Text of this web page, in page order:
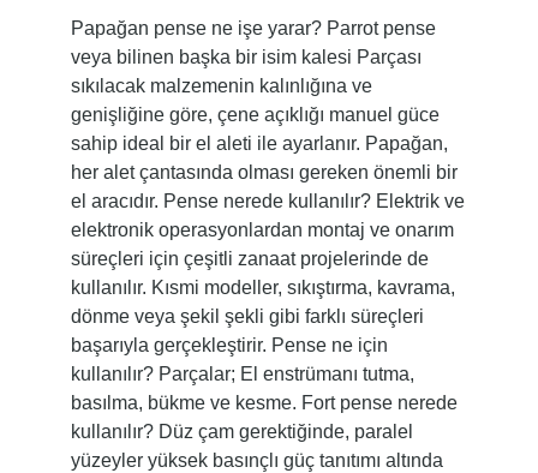
Papağan pense ne işe yarar? Parrot pense
veya bilinen başka bir isim kalesi Parçası
sıkılacak malzemenin kalınlığına ve
genişliğine göre, çene açıklığı manuel güce
sahip ideal bir el aleti ile ayarlanır. Papağan,
her alet çantasında olması gereken önemli bir
el aracıdır. Pense nerede kullanılır? Elektrik ve
elektronik operasyonlardan montaj ve onarım
süreçleri için çeşitli zanaat projelerinde de
kullanılır. Kısmi modeller, sıkıştırma, kavrama,
dönme veya şekil şekli gibi farklı süreçleri
başarıyla gerçekleştirir. Pense ne için
kullanılır? Parçalar; El enstrümanı tutma,
basılma, bükme ve kesme. Fort pense nerede
kullanılır? Düz çam gerektiğinde, paralel
yüzeyler yüksek basınçlı güç tanıtımı altında